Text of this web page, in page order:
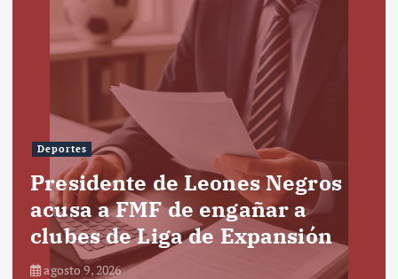
Deportes
Presidente de Leones Negros
acusa a FMF de engañar a
clubes de Liga de Expansión
agosto 9, 2026